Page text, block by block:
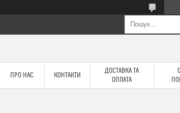
ПРО НАС КОНТАКТИ
ДОСТАВКА ТА
ОПЛАТА